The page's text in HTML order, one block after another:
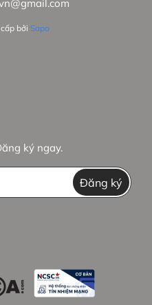
bởi Sapo
ký ngay.
Đăng ký